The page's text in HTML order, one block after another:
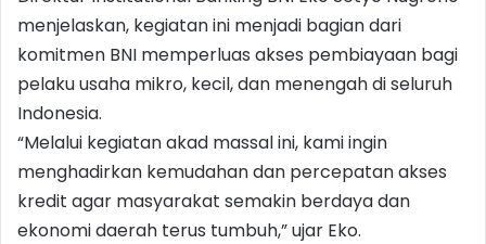
menjelaskan, kegiatan ini menjadi bagian dari
komitmen BNI memperluas akses pembiayaan bagi
pelaku usaha mikro, kecil, dan menengah di seluruh
Indonesia.
“Melalui kegiatan akad massal ini, kami ingin
menghadirkan kemudahan dan percepatan akses
kredit agar masyarakat semakin berdaya dan
ekonomi daerah terus tumbuh,” ujar Eko.